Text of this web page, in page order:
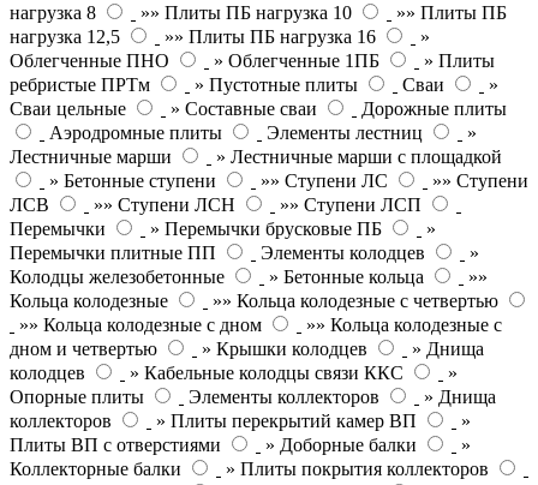
нагрузка 8
»» Плиты ПБ нагрузка 10
»» Плиты ПБ
нагрузка 12,5
»» Плиты ПБ нагрузка 16
»
Облегченные ПНО
» Облегченные 1ПБ
» Плиты
ребристые ПРТм
» Пустотные плиты Сваи
»
Сваи цельные
» Составные сваи
Дорожные плиты
Аэродромные плиты
Элементы лестниц
»
Лестничные марши
» Лестничные марши с площадкой
» Бетонные ступени
»» Ступени ЛС
»» Ступени
ЛСВ
»» Ступени ЛСН
»» Ступени ЛСП
Перемычки
» Перемычки брусковые ПБ
»
Перемычки плитные ПП
Элементы колодцев
»
Колодцы железобетонные
» Бетонные кольца
»»
Кольца колодезные
»» Кольца колодезные с четвертью
»» Кольца колодезные с дном
»» Кольца колодезные с
дном и четвертью
» Крышки колодцев
» Днища
колодцев
» Кабельные колодцы связи ККС
»
Опорные плиты
Элементы коллекторов
» Днища
коллекторов
» Плиты перекрытий камер ВП
»
Плиты ВП с отверстиями
» Доборные балки
»
Коллекторные балки
» Плиты покрытия коллекторов